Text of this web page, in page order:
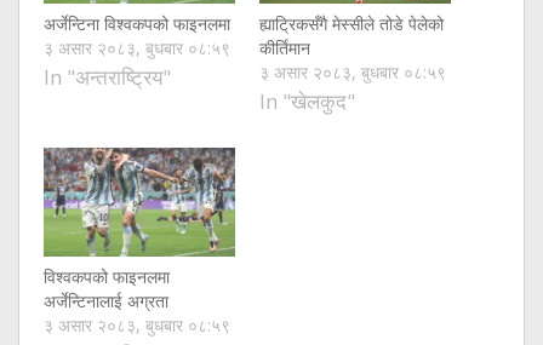
अर्जेन्टिना विश्वकपको फाइनलमा
३ असार २०८३, बुधबार ०८:५९
In "अन्तराष्ट्रिय"
ह्याट्रिकसँगै मेस्सीले तोडे पेलेको
कीर्तिमान
३ असार २०८३, बुधबार ०८:५९
In "खेलकुद"
विश्वकपको फाइनलमा
अर्जेन्टिनालाई अग्रता
३ असार २०८३, बुधबार ०८:५९